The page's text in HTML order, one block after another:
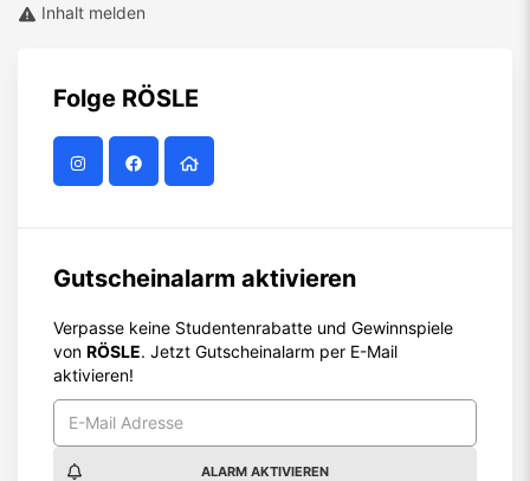
Inhalt melden
Folge RÖSLE
Gutscheinalarm aktivieren
Verpasse keine Studentenrabatte und Gewinnspiele
von RÖSLE. Jetzt Gutscheinalarm per E-Mail
aktivieren!
ALARM AKTIVIEREN